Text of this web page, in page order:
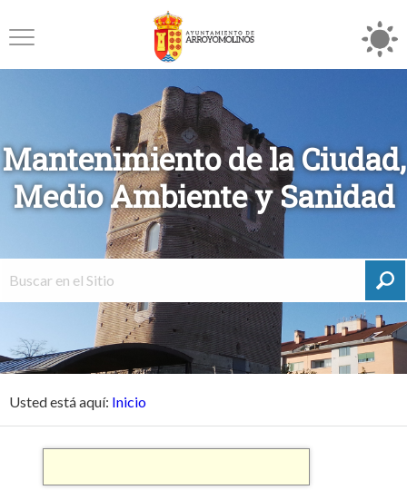
Mantenimiento de la Ciudad,
Medio Ambiente y Sanidad
Usted está aquí: Inicio